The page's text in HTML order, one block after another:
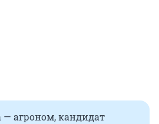
агроном, кандидат